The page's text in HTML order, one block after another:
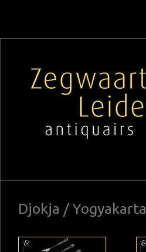
Djokja / Yogyakarta